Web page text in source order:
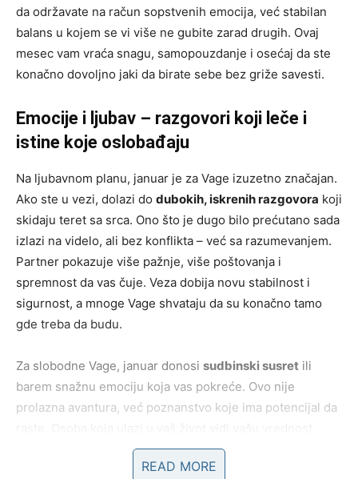
da održavate na račun sopstvenih emocija, već stabilan
balans u kojem se vi više ne gubite zarad drugih. Ovaj
mesec vam vraća snagu, samopouzdanje i osećaj da ste
konačno dovoljno jaki da birate sebe bez griže savesti.
Emocije i ljubav – razgovori koji leče i
istine koje oslobađaju
Na ljubavnom planu, januar je za Vage izuzetno značajan.
Ako ste u vezi, dolazi do dubokih, iskrenih razgovora koji
skidaju teret sa srca. Ono što je dugo bilo prećutano sada
izlazi na videlo, ali bez konflikta – već sa razumevanjem.
Partner pokazuje više pažnje, više poštovanja i
spremnost da vas čuje. Veza dobija novu stabilnost i
sigurnost, a mnoge Vage shvataju da su konačno tamo
gde treba da budu.
Za slobodne Vage, januar donosi sudbinski susret ili
barem snažnu emociju koja vas pokreće. Ovo nije
prolazna avantura, već poznanstvo koje ima potencijal da
vašu lepotu i vašu dubinu – bez potrebe da se
dokazujete. Osećaj lakoće, smeha i spontanosti biće znak
READ MORE